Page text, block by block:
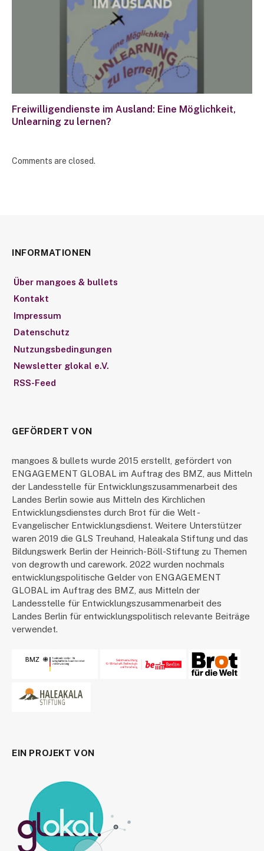
Freiwilligendienste im Ausland: Eine Möglichkeit,
Unlearning zu lernen?
Comments are closed.
INFORMATIONEN
Über mangoes & bullets
Kontakt
Impressum
Datenschutz
Nutzungsbedingungen
Newsletter glokal e.V.
RSS-Feed
GEFÖRDERT VON
mangoes & bullets wurde 2015 erstellt, gefördert von
ENGAGEMENT GLOBAL im Auftrag des BMZ, aus Mitteln
der Landesstelle für Entwicklungszusammenarbeit des
Landes Berlin sowie aus Mitteln des Kirchlichen
Entwicklungsdienstes durch Brot für die Welt -
Evangelischer Entwicklungsdienst. Weitere Unterstützer
waren 2019 die GLS Treuhand, Haleakala Stiftung und das
Bildungswerk Berlin der Heinrich-Böll-Stiftung zu Themen
von degrowth und carework. 2022 wurden nochmals
entwicklungspolitische Gelder von ENGAGEMENT
GLOBAL im Auftrag des BMZ, aus Mitteln der
Landesstelle für Entwicklungszusammenarbeit des
Landes Berlin für entwicklungspolitisch relevante Beiträge
verwendet.
EIN PROJEKT VON